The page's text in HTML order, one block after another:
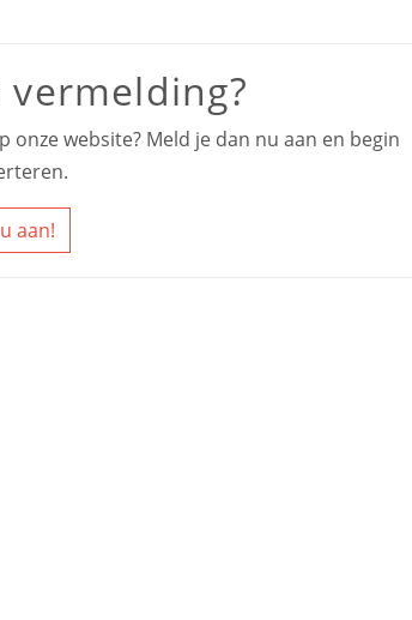
website? Meld je dan nu aan en begin
aan!